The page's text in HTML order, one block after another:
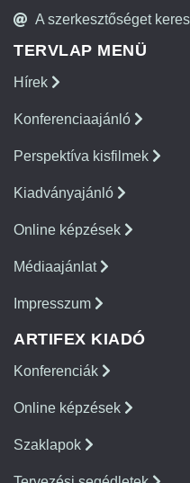
A szerkesztőséget
TERVLAP MENÜ
Hírek
Konferenciaajánló
Perspektíva kisfilmek
Kiadványajánló
Online képzések
Médiaajánlat
Impresszum
ARTIFEX KIADÓ
Konferenciák
Online képzések
Szaklapok